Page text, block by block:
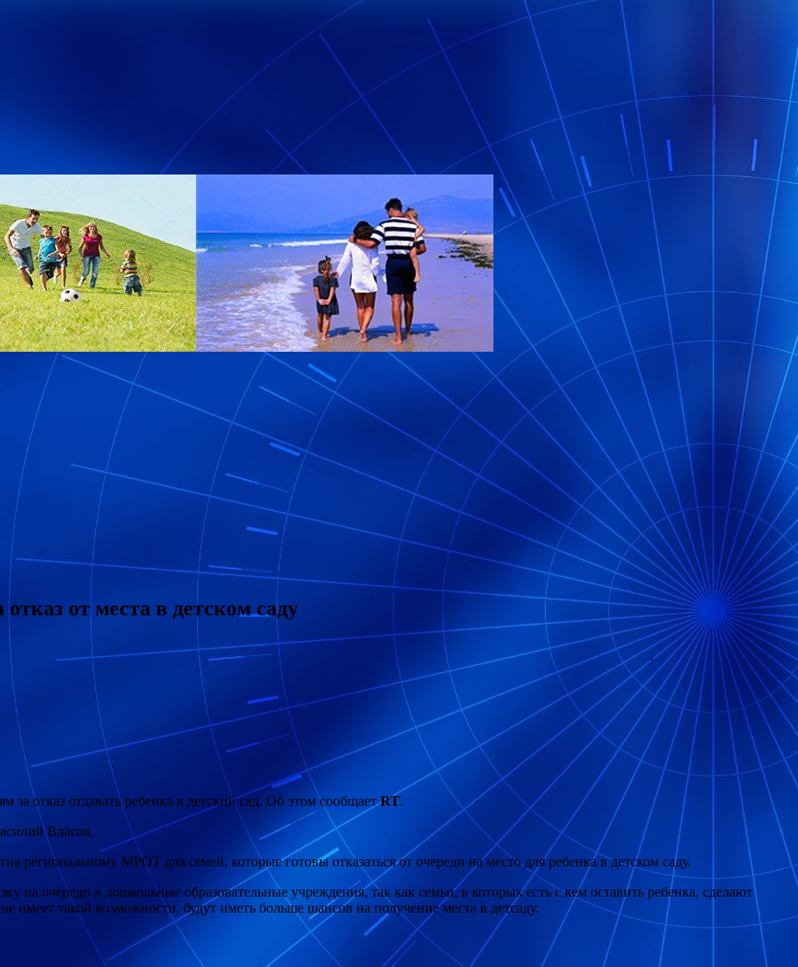
от места в детском саду
отказ отдавать ребенка в детский сад. Об этом сообщаетRT.
Власов.
региональному МРОТ для семей, которые готовы отказаться от очереди на место для ребенка в детском саду.
на очереди в дошкольные образовательные учреждения, так как семьи, в которых есть с кем оставить ребенка, сделают
такой возможности, будут иметь больше шансов на получение места в детсаду.